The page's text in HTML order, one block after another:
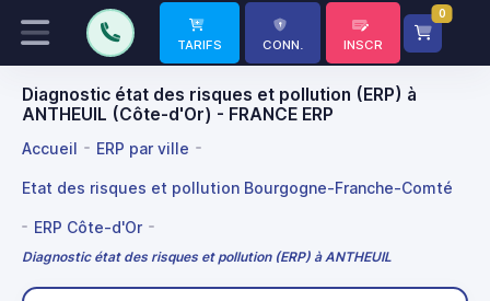
TARIFS CONN. INSCR
0
Diagnostic état des risques et pollution (ERP) à
ANTHEUIL (Côte-d'Or) - FRANCE ERP
Accueil ERP par ville
Etat des risques et pollution Bourgogne-Franche-Comté
ERP Côte-d'Or
Diagnostic état des risques et pollution (ERP) à ANTHEUIL